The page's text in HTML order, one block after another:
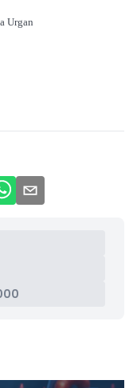
Urgan